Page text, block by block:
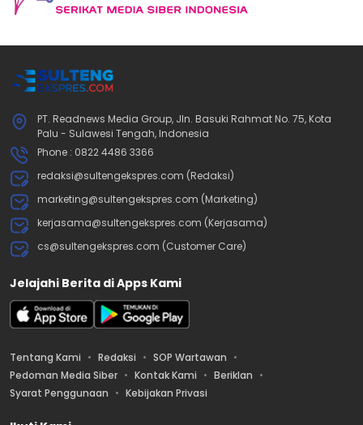
PT. Readnews Media Group, Jln. Basuki Rahmat No. 75, Kota
Palu - Sulawesi Tengah, Indonesia
Phone : 0822 4486 3366
redaksi@sultengekspres.com (Redaksi)
marketing@sultengekspres.com (Marketing)
kerjasama@sultengekspres.com (Kerjasama)
cs@sultengekspres.com (Customer Care)
Jelajahi Berita di Apps Kami
Tentang Kami Redaksi
SOP Wartawan
Pedoman Media Siber
Kontak Kami
Beriklan
Syarat Penggunaan
Kebijakan Privasi